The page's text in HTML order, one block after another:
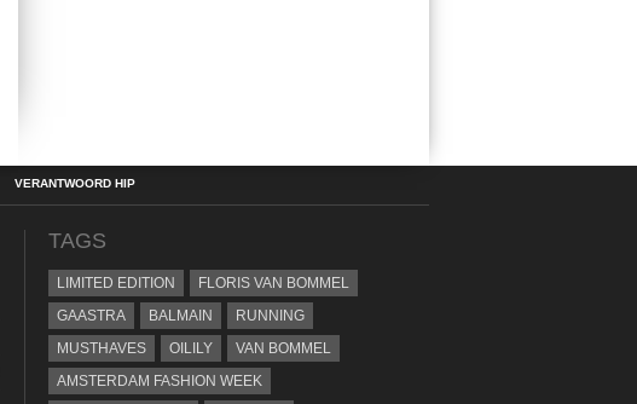
VERANTWOORD HIP
TAGS
LIMITED EDITION
FLORIS VAN BOMMEL
GAASTRA
BALMAIN
RUNNING
MUSTHAVES
OILILY
VAN BOMMEL
AMSTERDAM FASHION WEEK